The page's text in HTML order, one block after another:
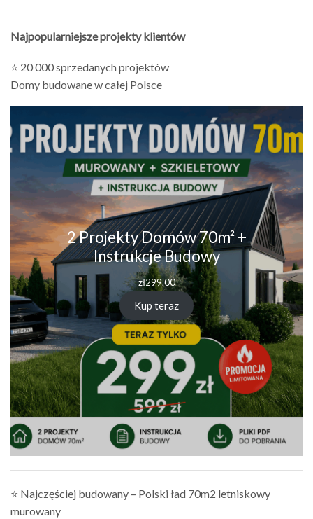
Najpopularniejsze projekty klientów
⭐ 20 000 sprzedanych projektów
Domy budowane w całej Polsce
2 Projekty Domów 70m² +
Instrukcje Budowy
zł299.00
Kup teraz
⭐ Najczęściej budowany – Polski ład 70m2 letniskowy
murowany